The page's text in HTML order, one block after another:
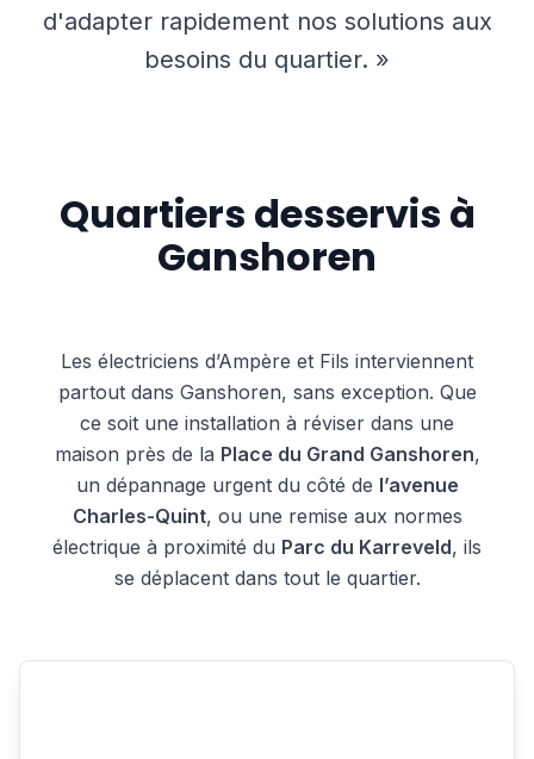
d'adapter rapidement nos solutions aux
besoins du quartier. »
Quartiers desservis à
Ganshoren
Les électriciens d’Ampère et Fils interviennent
partout dans Ganshoren, sans exception. Que
ce soit une installation à réviser dans une
maison près de la Place du Grand Ganshoren,
un dépannage urgent du côté de l’avenue
Charles-Quint, ou une remise aux normes
électrique à proximité du Parc du Karreveld, ils
se déplacent dans tout le quartier.